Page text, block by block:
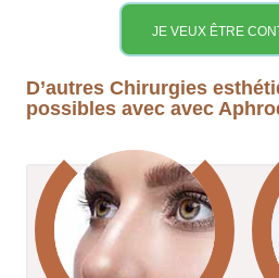
JE VEUX ÊTRE
D’autres Chirurgies
possibles avec avec